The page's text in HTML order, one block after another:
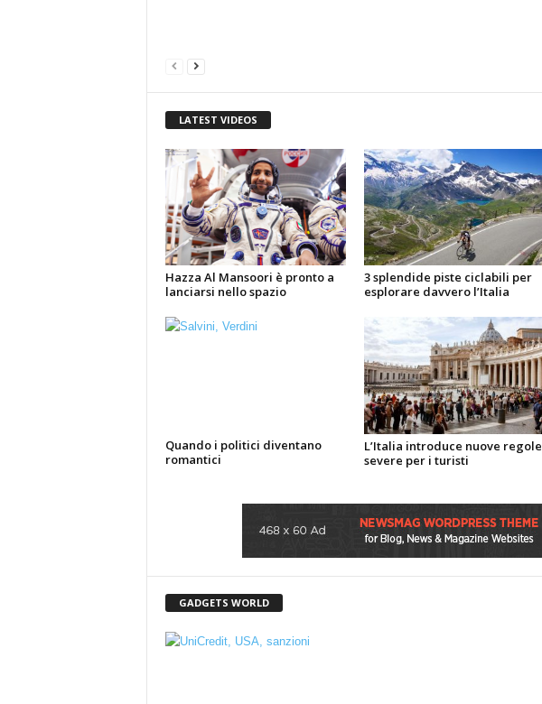
LATEST VIDEOS
Hazza Al Mansoori è pronto a
lanciarsi nello spazio
3 splendide piste ciclabili per
esplorare davvero l’Italia
Quando i politici diventano
romantici
L’Italia introduce nuove regole
severe per i turisti
GADGETS WORLD